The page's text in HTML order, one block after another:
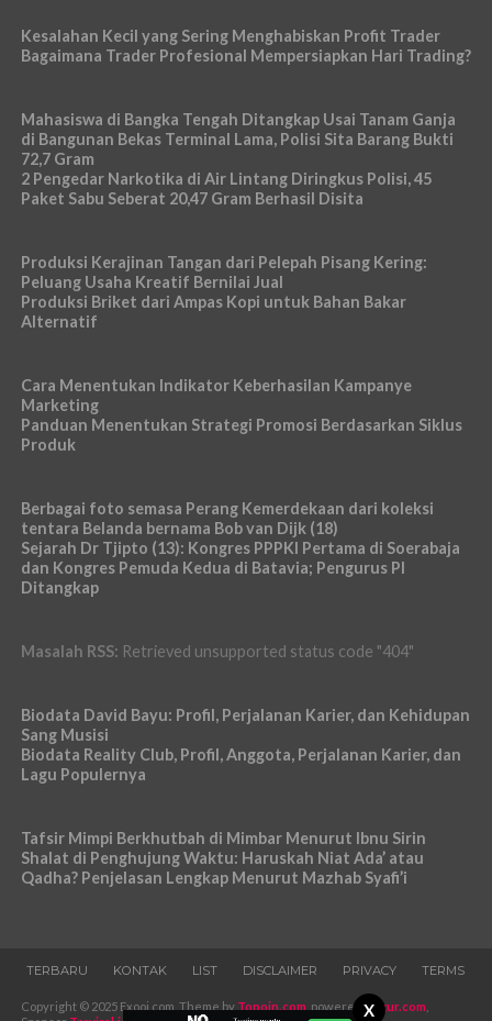
X
Kesalahan Kecil yang Sering Menghabiskan Profit Trader
Bagaimana Trader Profesional Mempersiapkan Hari Trading?
Mahasiswa di Bangka Tengah Ditangkap Usai Tanam Ganja
di Bangunan Bekas Terminal Lama, Polisi Sita Barang Bukti
72,7 Gram
2 Pengedar Narkotika di Air Lintang Diringkus Polisi, 45
Paket Sabu Seberat 20,47 Gram Berhasil Disita
Produksi Kerajinan Tangan dari Pelepah Pisang Kering:
Peluang Usaha Kreatif Bernilai Jual
Produksi Briket dari Ampas Kopi untuk Bahan Bakar
Alternatif
Cara Menentukan Indikator Keberhasilan Kampanye
Marketing
Panduan Menentukan Strategi Promosi Berdasarkan Siklus
Produk
Berbagai foto semasa Perang Kemerdekaan dari koleksi
tentara Belanda bernama Bob van Dijk (18)
Sejarah Dr Tjipto (13): Kongres PPPKI Pertama di Soerabaja
dan Kongres Pemuda Kedua di Batavia; Pengurus PI
Ditangkap
Masalah RSS: Retrieved unsupported status code "404"
Biodata David Bayu: Profil, Perjalanan Karier, dan Kehidupan
Sang Musisi
Biodata Reality Club, Profil, Anggota, Perjalanan Karier, dan
Lagu Populernya
Tafsir Mimpi Berkhutbah di Mimbar Menurut Ibnu Sirin
Shalat di Penghujung Waktu: Haruskah Niat Ada’ atau
Qadha? Penjelasan Lengkap Menurut Mazhab Syafi’i
TERBARU KONTAK LIST DISCLAIMER PRIVACY TERMS
Copyright © 2025 Exooi.com. Theme by Topoin.com , poweredPugur.com